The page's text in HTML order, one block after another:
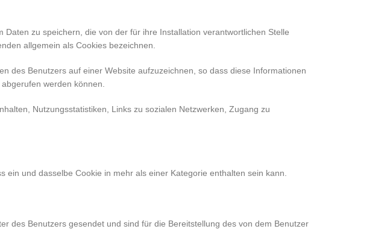
zu speichern, die von der für ihre Installation verantwortlichen Stelle
allgemein als Cookies bezeichnen.
des Benutzers auf einer Website aufzuzeichnen, so dass diese Informationen
werden können.
Nutzungsstatistiken, Links zu sozialen Netzwerken, Zugang zu
und dasselbe Cookie in mehr als einer Kategorie enthalten sein kann.
des Benutzers gesendet und sind für die Bereitstellung des von dem Benutzer